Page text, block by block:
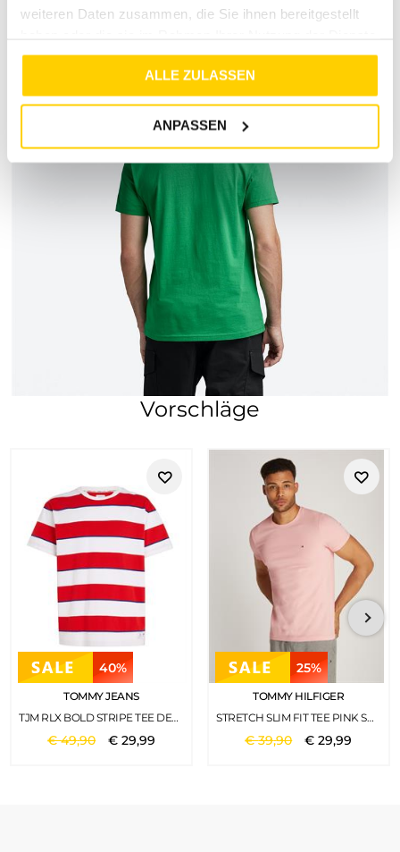
weiteren Daten zusammen, die Sie ihnen bereitgestellt
gesammelt haben.
ALLE ZULASSEN
ANPASSEN
Vorschläge
40%
TOMMY JEANS
TJM RLX BOLD STRIPE TEE DEEP CRIMSON
€49,90 €29,99
25%
TOMMY HILFIGER
STRETCH SLIM FIT TEE PINK SHADE
€39,90 €29,99